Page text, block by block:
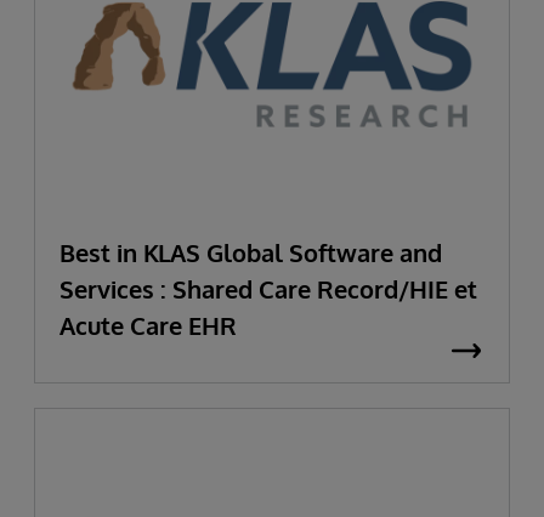
Best in KLAS Global Software and
Services : Shared Care Record/HIE et
Acute Care EHR